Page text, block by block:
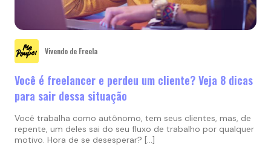
Vivendo de Freela
Você é freelancer e perdeu um cliente? Veja 8 dicas
para sair dessa situação
Você trabalha como autônomo, tem seus clientes, mas, de
repente, um deles sai do seu fluxo de trabalho por qualquer
motivo. Hora de se desesperar? […]